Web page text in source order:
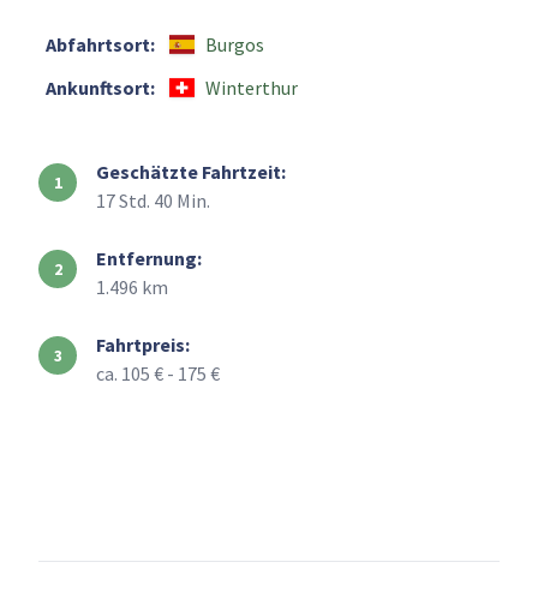
Abfahrtsort:
Burgos
Ankunftsort:
Winterthur
Geschätzte Fahrtzeit:
17 Std. 40 Min.
Entfernung:
1.496 km
Fahrtpreis:
ca. 105 € - 175 €